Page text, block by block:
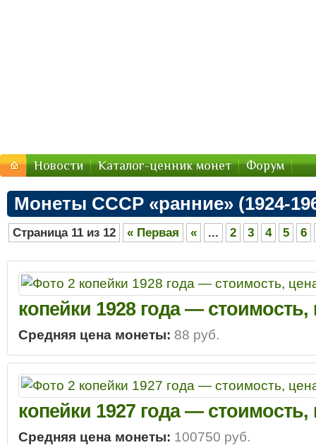
Новости Каталог-ценник монет Форум
Монеты СССР «ранние» (1924-
Страница 11 из 12 « Первая « ... 2 3 4 5 6
копейки 1928 года —
Средняя цена монеты: 88 руб.
копейки 1927 года —
Средняя цена монеты: 100750 руб.